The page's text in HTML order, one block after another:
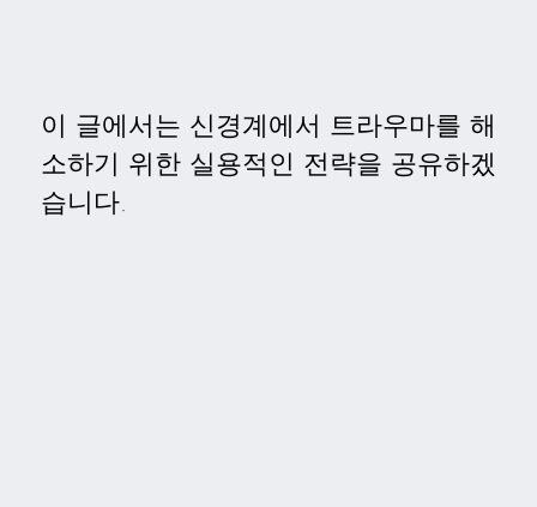
이 글에서는 신경계에서 트라우마를 해
소하기 위한 실용적인 전략을 공유하겠
습니다.